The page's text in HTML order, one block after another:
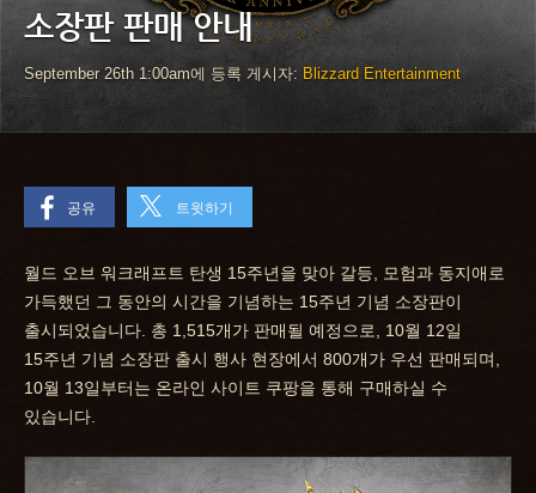
소장판 판매 안내
September 26th 1:00am에 등록 게시자: Blizzard Entertainment
공유 트윗하기
월드 오브 워크래프트 탄생 15주년을 맞아 갈등, 모험과 동지애로
가득했던 그 동안의 시간을 기념하는 15주년 기념 소장판이
출시되었습니다. 총 1,515개가 판매될 예정으로, 10월 12일
15주년 기념 소장판 출시 행사 현장에서 800개가 우선 판매되며,
10월 13일부터는 온라인 사이트 쿠팡을 통해 구매하실 수
있습니다.